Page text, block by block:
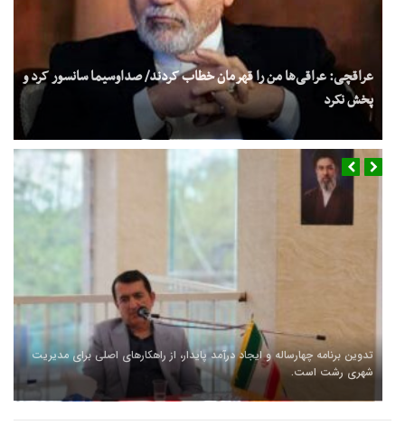
عراقچی: عراقی‌ها من را قهرمان خطاب کردند/ صداوسیما سانسور کرد و
پخش نکرد
تدوین برنامه چهارساله و ایجاد درآمد پایدار، از راهکارهای اصلی برای مدیریت
شهری رشت است.